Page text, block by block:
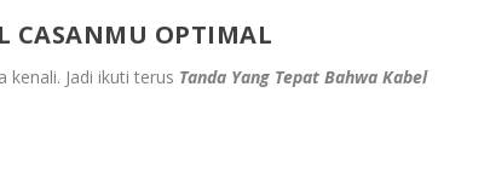
CASANMU OPTIMAL
kenali. Jadi ikuti terus Tanda Yang Tepat Bahwa Kabel